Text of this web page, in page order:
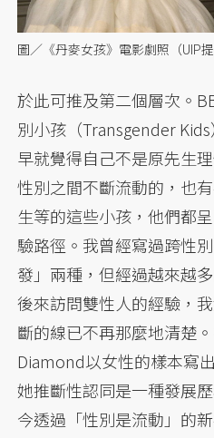
圖／《丹麥女孩》電影劇照（UIP提
於此可推及第二個層次。
別小孩（Transgender
早就覺得自己不是原先生
性別之間不斷流動的，也
生等的這些小孩，他們都
驗路徑。我曾經寫過跨性
發」兩種，但經過越來越
後來訪問雙性人的經驗，
斷的線已不再那麼地清楚
Diamond以女性的樣本寫
她推斷性認同是一種發展
今透過「性別是流動」的新